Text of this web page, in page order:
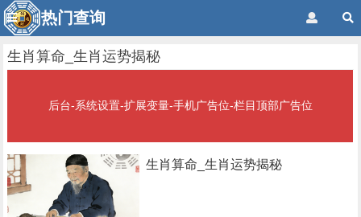
热门查询
生肖算命_生肖运势揭秘
后台-系统设置-扩展变量-手机广告位-栏目顶部广告位
生肖算命_生肖运势揭秘